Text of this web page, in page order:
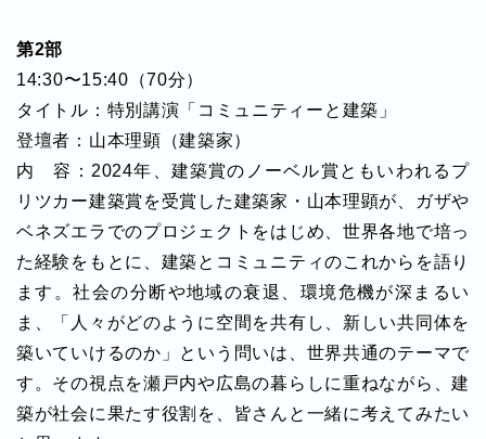
第2部
14:30〜15:40（70分）
タイトル：特別講演「コミュニティーと建築」
登壇者：山本理顕（建築家）
内 容：2024年、建築賞のノーベル賞ともいわれるプ
リツカー建築賞を受賞した建築家・山本理顕が、ガザや
ベネズエラでのプロジェクトをはじめ、世界各地で培っ
た経験をもとに、建築とコミュニティのこれからを語り
ます。社会の分断や地域の衰退、環境危機が深まるい
ま、「人々がどのように空間を共有し、新しい共同体を
築いていけるのか」という問いは、世界共通のテーマで
す。その視点を瀬戸内や広島の暮らしに重ねながら、建
築が社会に果たす役割を、皆さんと一緒に考えてみたい